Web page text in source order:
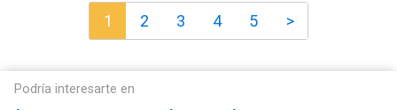
1 2 3 4 5 >
Podría interesarte en